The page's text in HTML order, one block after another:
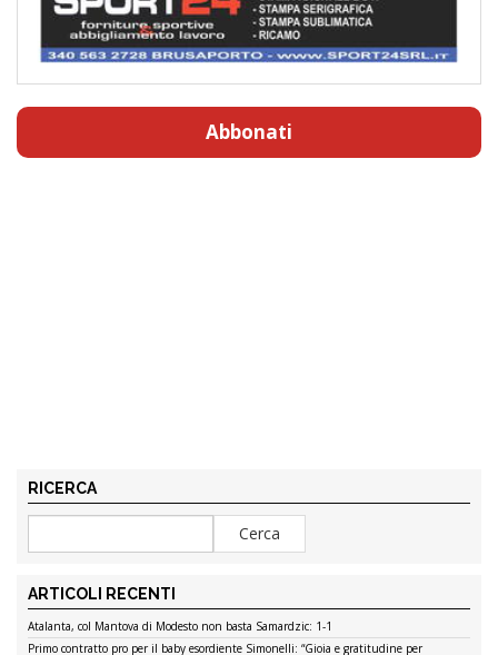
Abbonati
RICERCA
ARTICOLI RECENTI
Atalanta, col Mantova di Modesto non basta Samardzic: 1-1
Primo contratto pro per il baby esordiente Simonelli: “Gioia e gratitudine per